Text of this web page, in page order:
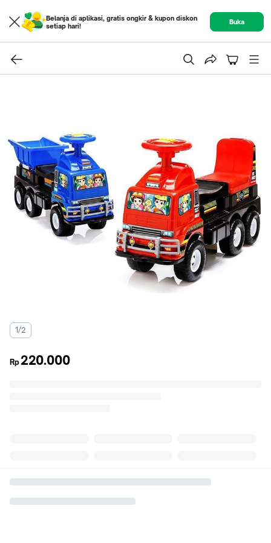
Belanja di aplikasi, gratis ongkir & kupon diskon
setiap hari!
Buka
1/2
Rp 220.000